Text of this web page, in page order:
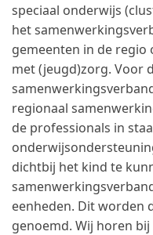
speciaal onderwijs
het
gemeenten in de regio
met (jeugd)zorg. Voor
regionaal
de professionals in
dichtbij het kind te
eenheden. Dit worden
genoemd. Wij horen